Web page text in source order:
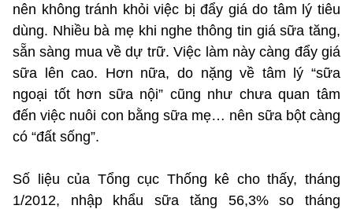
nên không tránh khỏi việc bị đẩy giá do tâm lý tiêu
dùng. Nhiều bà mẹ khi nghe thông tin giá sữa tăng,
sẵn sàng mua về dự trữ. Việc làm này càng đẩy giá
sữa lên cao. Hơn nữa, do nặng về tâm lý “sữa
ngoại tốt hơn sữa nội” cũng như chưa quan tâm
đến việc nuôi con bằng sữa mẹ… nên sữa bột càng
có “đất sống”.
Số liệu của Tổng cục Thống kê cho thấy, tháng
1/2012, nhập khẩu sữa tăng 56,3% so tháng